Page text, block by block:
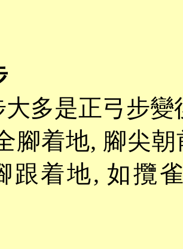
大多是正弓步
腳着地, 腳尖
跟着地, 如攬